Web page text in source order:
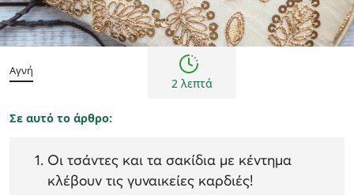
Τάσεις μόδας
Αγνή
2 λεπτά
Σε αυτό το άρθρο:
Οι τσάντες και τα σακίδια με κέντημα
κλέβουν τις γυναικείες καρδιές!